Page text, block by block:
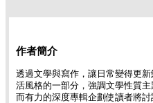
作者簡介
透過文學與寫作，讓日常變得更
活風格的一部分，強調文學性質
而有力的深度專輯企劃使讀者將